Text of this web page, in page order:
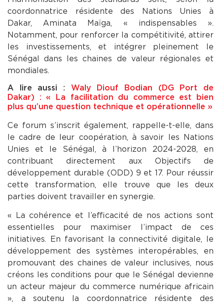
coordonnatrice résidente des Nations Unies à
Dakar, Aminata Maïga, « indispensables ».
Notamment, pour renforcer la compétitivité, attirer
les investissements, et intégrer pleinement le
Sénégal dans les chaines de valeur régionales et
mondiales.
A lire aussi : Waly Diouf Bodian (DG Port de
Dakar) : « La facilitation du commerce est bien
plus qu’une question technique et opérationnelle »
Ce forum s’inscrit également, rappelle-t-elle, dans
le cadre de leur coopération, à savoir les Nations
Unies et le Sénégal, à l’horizon 2024-2028, en
contribuant directement aux Objectifs de
développement durable (ODD) 9 et 17. Pour réussir
cette transformation, elle trouve que les deux
parties doivent travailler en synergie.
« La cohérence et l’efficacité de nos actions sont
essentielles pour maximiser l’impact de ces
initiatives. En favorisant la connectivité digitale, le
développement des systèmes interopérables, en
promouvant des chaines de valeur inclusives, nous
créons les conditions pour que le Sénégal devienne
un acteur majeur du commerce numérique africain
», a soutenu la coordonnatrice résidente des